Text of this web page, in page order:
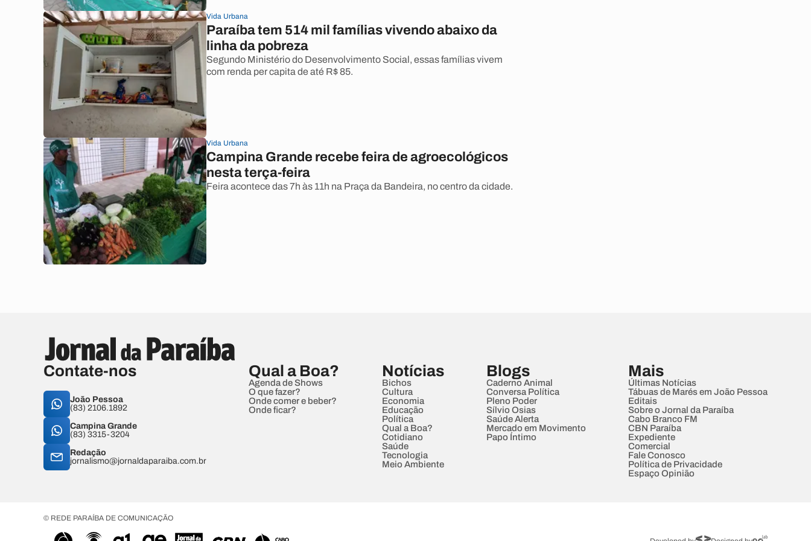
Vida Urbana
Paraíba tem 514 mil famílias vivendo abaixo da
linha da pobreza
Segundo Ministério do Desenvolvimento Social, essas famílias vivem
com renda per capita de até R$ 85.
Vida Urbana
Campina Grande recebe feira de agroecológicos
nesta terça-feira
Feira acontece das 7h às 11h na Praça da Bandeira, no centro da cidade.
Contate-nos
João Pessoa
(83) 2106.1892
Campina Grande
(83) 3315-3204
Redação
jornalismo@jornaldaparaiba.com.br
Qual a Boa?
Agenda de Shows
O que fazer?
Onde comer e beber?
Onde ficar?
Notícias
Bichos
Cultura
Economia
Educação
Política
Qual a Boa?
Cotidiano
Saúde
Tecnologia
Meio Ambiente
Blogs
Caderno Animal
Conversa Política
Pleno Poder
Sílvio Osias
Saúde Alerta
Mercado em Movimento
Papo Íntimo
Mais
Últimas Notícias
Tábuas de Marés em João Pessoa
Editais
Sobre o Jornal da Paraíba
Cabo Branco FM
CBN Paraíba
Expediente
Comercial
Fale Conosco
Política de Privacidade
Espaço Opinião
© REDE PARAÍBA DE COMUNICAÇÃO